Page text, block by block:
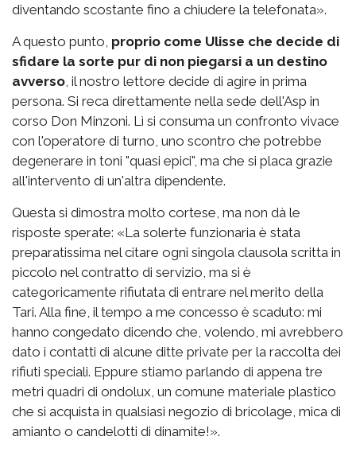
diventando scostante fino a chiudere la telefonata».
A questo punto, proprio come Ulisse che decide di
sfidare la sorte pur di non piegarsi a un destino
avverso , il nostro lettore decide di agire in prima
persona. Si reca direttamente nella sede dell'Asp in
corso Don Minzoni. Lì si consuma un confronto vivace
con l'operatore di turno, uno scontro che potrebbe
degenerare in toni "quasi epici", ma che si placa grazie
all'intervento di un'altra dipendente.
Questa si dimostra molto cortese, ma non dà le
risposte sperate: «La solerte funzionaria è stata
preparatissima nel citare ogni singola clausola scritta in
piccolo nel contratto di servizio, ma si è
categoricamente rifiutata di entrare nel merito della
Tari. Alla fine, il tempo a me concesso è scaduto: mi
hanno congedato dicendo che, volendo, mi avrebbero
dato i contatti di alcune ditte private per la raccolta dei
rifiuti speciali. Eppure stiamo parlando di appena tre
metri quadri di ondolux, un comune materiale plastico
che si acquista in qualsiasi negozio di bricolage, mica di
amianto o candelotti di dinamite!».